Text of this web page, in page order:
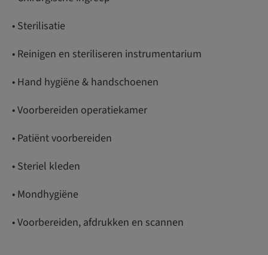
• Sterilisatie
• Reinigen en steriliseren instrumentarium
• Hand hygiëne & handschoenen
• Voorbereiden operatiekamer
• Patiënt voorbereiden
• Steriel kleden
• Mondhygiëne
• Voorbereiden, afdrukken en scannen